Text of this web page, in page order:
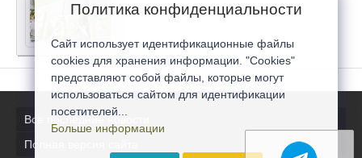
Все последние новости
Полная версия сайта
Политика конфиденциальности
Сайт использует идентификационные файлы
cookies для хранения информации. "Cookies"
представляют собой файлы, которые могут
использоваться сайтом для идентификации
посетителей...
Больше информации